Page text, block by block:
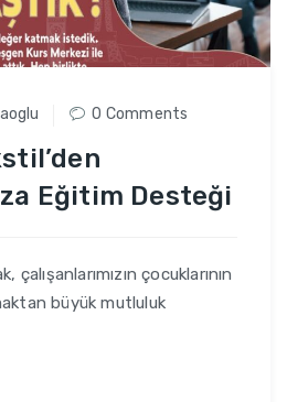
0 Comments
Eğitim Desteği
çocuklarının
büyük mutluluk